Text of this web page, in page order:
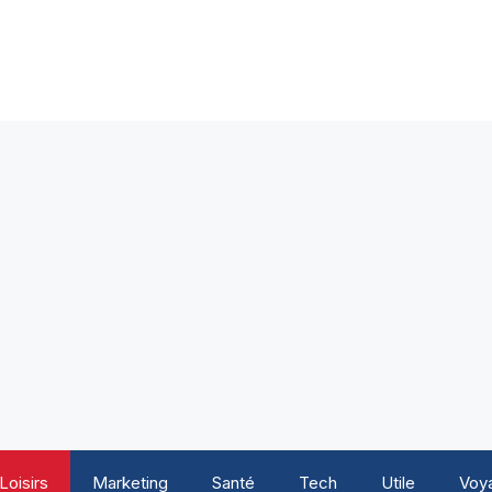
Loisirs Marketing Santé Tech Utile